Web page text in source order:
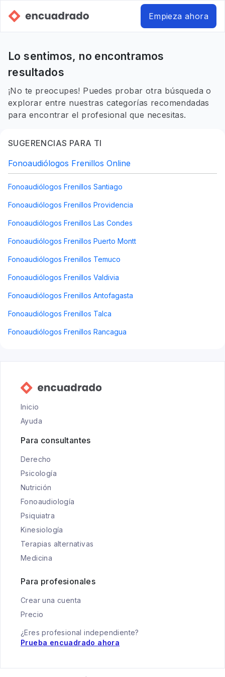
Empieza ahora
Lo sentimos, no encontramos
resultados
¡No te preocupes! Puedes probar otra búsqueda o
explorar entre nuestras categorías recomendadas
para encontrar el profesional que necesitas.
SUGERENCIAS PARA TI
Fonoaudiólogos Frenillos Online
Fonoaudiólogos Frenillos Santiago
Fonoaudiólogos Frenillos Providencia
Fonoaudiólogos Frenillos Las Condes
Fonoaudiólogos Frenillos Puerto Montt
Fonoaudiólogos Frenillos Temuco
Fonoaudiólogos Frenillos Valdivia
Fonoaudiólogos Frenillos Antofagasta
Fonoaudiólogos Frenillos Talca
Fonoaudiólogos Frenillos Rancagua
Inicio
Ayuda
Para consultantes
Derecho
Psicología
Nutrición
Fonoaudiología
Psiquiatra
Kinesiología
Terapias alternativas
Medicina
Para profesionales
Crear una cuenta
Precio
¿Eres profesional independiente?
Prueba encuadrado ahora